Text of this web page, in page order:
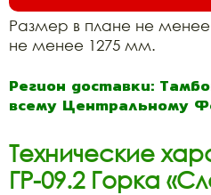
Размер в плане не
не менее 1275 мм.
Регион доставки:
всему Центральному
Технические
ГР-09.2 Горка